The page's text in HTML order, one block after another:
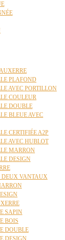
PLAFOND
AVEC PORTILLON
COULEUR
DOUBLE
BLEUE AVEC
CERTIFIÉE A2P
AVEC HUBLOT
MARRON
DESIGN
DEUX VANTAUX
SAPIN
BOIS
DOUBLE
DESIGN